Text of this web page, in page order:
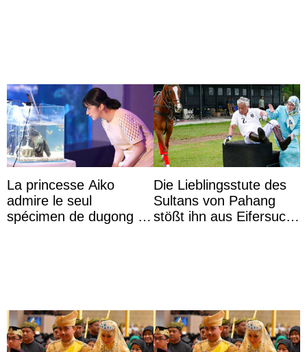
La princesse Aiko
admire le seul
spécimen de dugong en
Die Lieblingsstute des
Sultans von Pahang
stößt ihn aus Eifersucht